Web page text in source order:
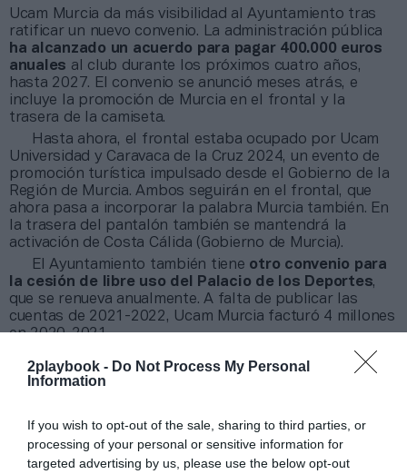
2playbook - Do Not Process My Personal
Information
If you wish to opt-out of the sale, sharing to third parties, or
processing of your personal or sensitive information for
targeted advertising by us, please use the below opt-out
Ucam Murcia da más visibilidad al Ayuntamiento tras
ratificar un nuevo convenio. La administración pública
ha alcanzado un acuerdo para pagar 400.000 euros
anuales al club durante los próximos cuatro años,
hasta 2027. El convenio se anunció meses atrás, e
incluye la promoción de Murcia en el frontal y la
trasera de la camiseta.
Hasta ahora, el frontal estaba ocupado por Ucam
Universidad y Caravaca de la Cruz 2024, un evento de
promoción turística impulsado desde el Gobierno de la
Región de Murcia. Ambos seguirán en el frontal, que
ahora pasa a incorporar la palabra Murcia también. En
la trasera del pantalón también se mantendrá la
activación de Costa Cálida (Gobierno de Murcia).
El Ayuntamiento también tiene otro convenio para
la cesión de libre uso del Palacio de los Deportes,
que se renueva anualmente. A falta de publicar las
cuentas de 2021-2022, Ucam Murcia facturó 4 millones
en 2020-2021.
Añadir2Playbook como fuente preferida de Google
ACTIVAR AHORA